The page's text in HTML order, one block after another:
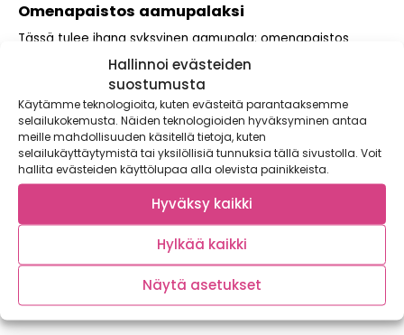
Hallinnoi evästeiden
suostumusta
Käytämme teknologioita, kuten evästeitä parantaaksemme
selailukokemusta. Näiden teknologioiden hyväksyminen antaa
meille mahdollisuuden käsitellä tietoja, kuten
selailukäyttäytymistä tai yksilöllisiä tunnuksia tällä sivustolla. Voit
hallita evästeiden käyttölupaa alla olevista painikkeista.
Hyväksy kaikki
Hylkää kaikki
Näytä asetukset
Omenapaistos aamupalaksi
Tässä tulee ihana syksyinen aamupala: omenapaistos
pannulla! Erinomainen vaihtoehto esimerkiksi rauhalliseen
viikonloppuaamuun, kun mielesi...
Tilaa kasvispitoinen uutiskirje